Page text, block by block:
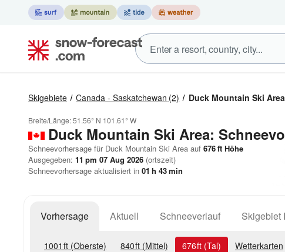
Skigebiete Canada - Saskatchewan (2) Duck Mountain Ski Area
Breite/Länge:51.56° N 101.61° W
Duck Mountain Ski Area:
Schneevorhersage für Duck Mountain Ski Area auf 676ft Höhe
Ausgegeben: 11 pm 07 Aug 2026 (ortszeit)
Schneevorhersage aktualisiert in 01 h 43min
Vorhersage Aktuell Schneeverlauf Skigebiet
1001 ft (Oberste) 840ft (Mittel) 676ft (Tal) Wetterkarten